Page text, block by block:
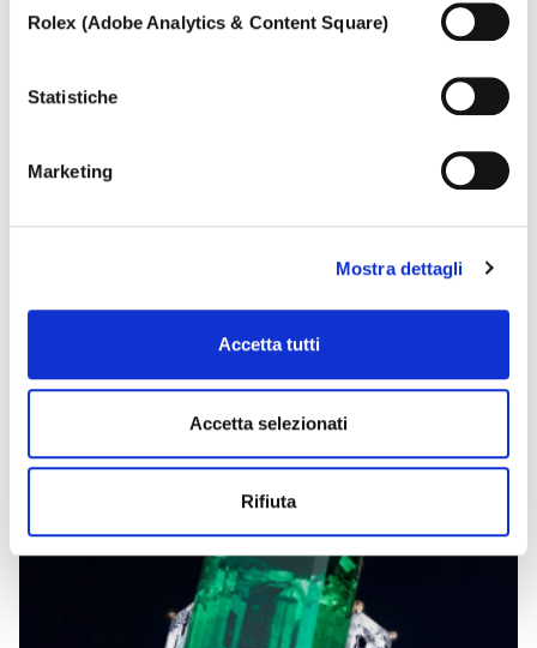
non è possibile garantire il corretto funzionamento del
Per saperne di più, o negare il consenso all’utilizzo a tutti
Rolex (Adobe Analytics & Content Square)
Statistiche
Marketing
Mostra dettagli
Accetta tutti
Accetta selezionati
Rifiuta
Anello in oro e diamanti